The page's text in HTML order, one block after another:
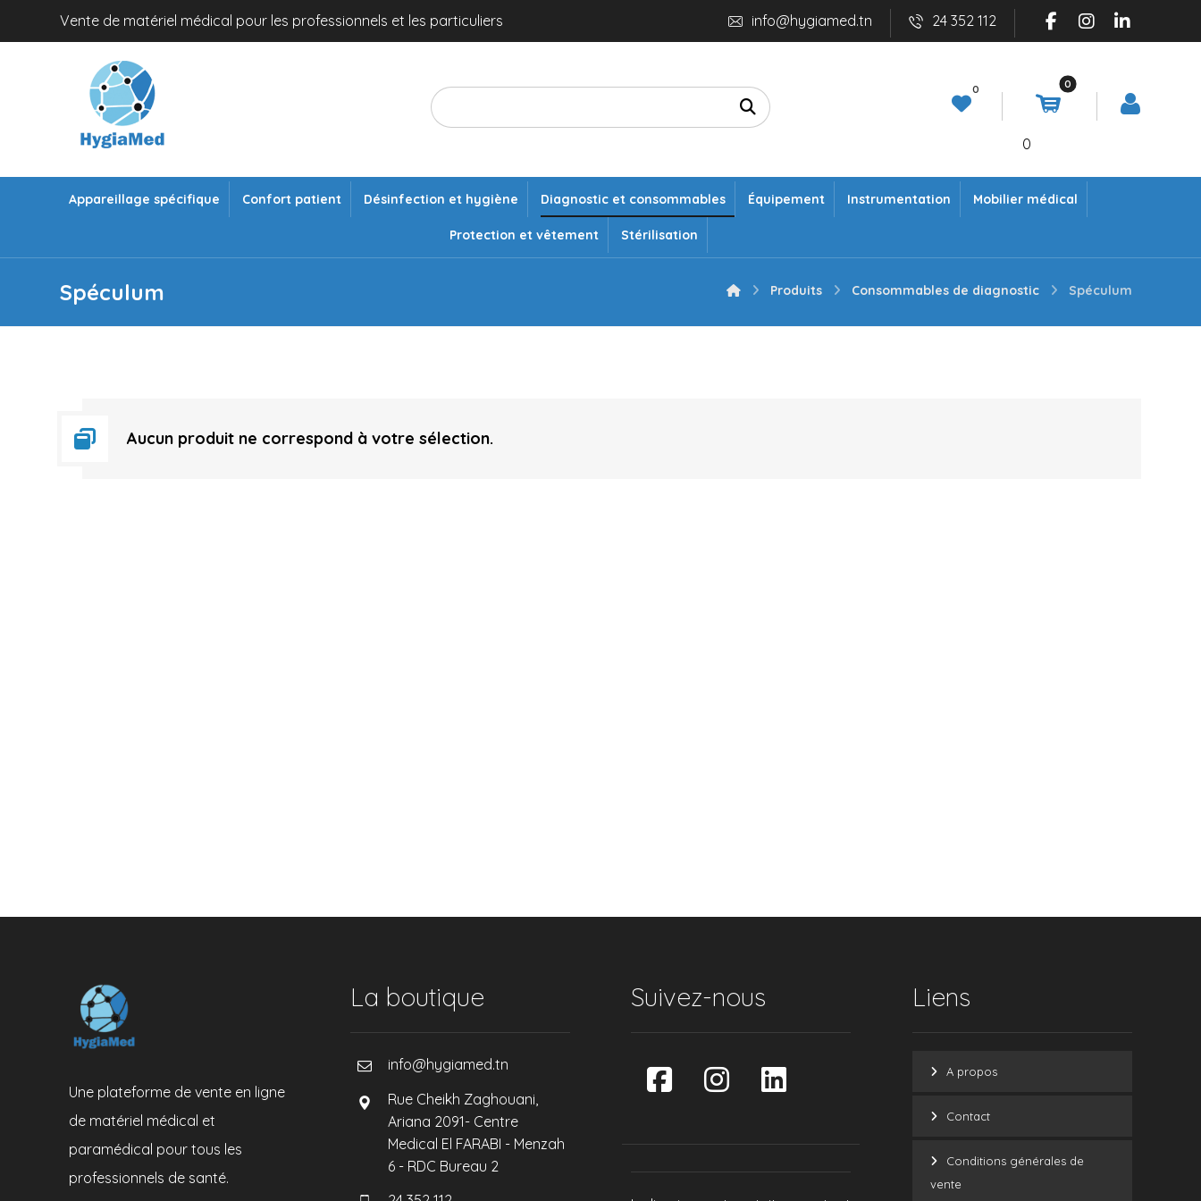
Vente de matériel médical pour les professionnels et les particuliers 24 352 112
info@hygiamed.tn
0
Appareillage spécifique Confort patient Désinfection et hygiène Diagnostic et consommables Équipement Instrumentation Mobilier médical
Protection et vêtement Stérilisation
Spéculum Produits Consommables de diagnostic Spéculum
Aucun produit ne correspond à votre sélection.
Une plateforme de vente en ligne
de matériel médical et
paramédical pour tous les
professionnels de santé.
La boutique
info@hygiamed.tn
Rue Cheikh Zaghouani,
Ariana 2091- Centre
Medical El FARABI - Menzah
6 - RDC Bureau 2
Suivez-nous Liens
A propos
Contact
Conditions générales de
vente